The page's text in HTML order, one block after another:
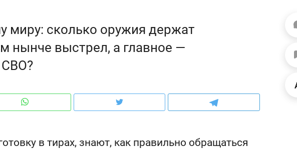
миру: сколько оружия держат
нынче выстрел, а главное —
СВО?
в тирах, знают, как правильно обращаться